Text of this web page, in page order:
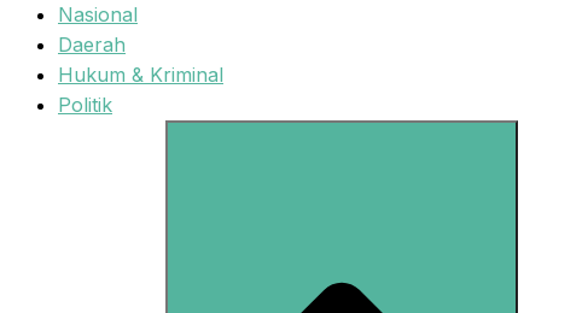
Nasional
Daerah
Hukum & Kriminal
Politik